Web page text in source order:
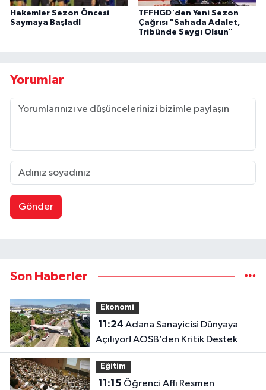
Hakemler Sezon Öncesi
Saymaya BaşladI
TFFHGD'den Yeni Sezon
Çağrısı "Sahada Adalet,
Tribünde Saygı Olsun"
Yorumlar
Gönder
Son Haberler
Ekonomi
11:24
Açılıyor! AOSB’den Kritik Destek
Eğitim
11:15